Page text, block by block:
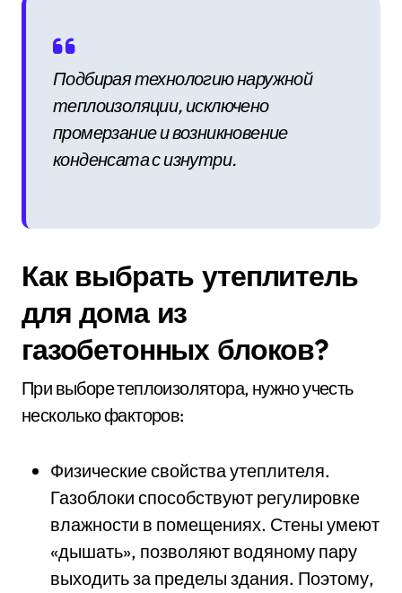
Подбирая технологию наружной
теплоизоляции, исключено
промерзание и возникновение
конденсата с изнутри.
Как выбрать утеплитель
для дома из
газобетонных блоков?
При выборе теплоизолятора, нужно учесть
несколько факторов:
Физические свойства утеплителя.
Газоблоки способствуют регулировке
влажности в помещениях. Стены умеют
«дышать», позволяют водяному пару
выходить за пределы здания. Поэтому,